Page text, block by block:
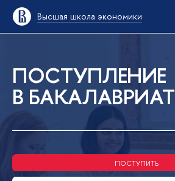
Высшая школа экономики
ПОСТУПЛЕНИЕ
В БАКАЛАВРИАТ
ПОСТУПИТЬ